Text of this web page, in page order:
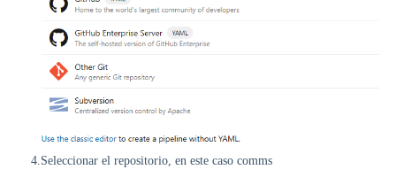
4.Seleccionar el repositorio, en este caso comms